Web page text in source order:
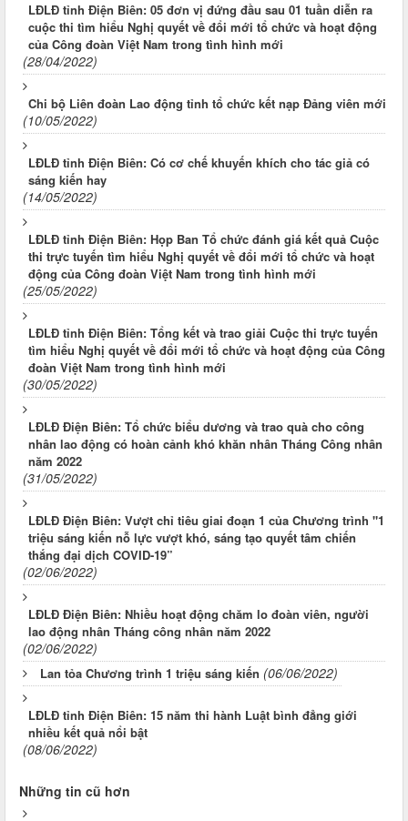
LĐLĐ tỉnh Điện Biên: 05 đơn vị đứng đầu sau 01 tuần diễn ra
cuộc thi tìm hiểu Nghị quyết về đổi mới tổ chức và hoạt động
của Công đoàn Việt Nam trong tình hình mới
(28/04/2022)
Chi bộ Liên đoàn Lao động tỉnh tổ chức kết nạp Đảng viên mới
(10/05/2022)
LĐLĐ tỉnh Điện Biên: Có cơ chế khuyến khích cho tác giả có
sáng kiến hay
(14/05/2022)
LĐLĐ tỉnh Điện Biên: Họp Ban Tổ chức đánh giá kết quả Cuộc
thi trực tuyến tìm hiểu Nghị quyết về đổi mới tổ chức và hoạt
động của Công đoàn Việt Nam trong tình hình mới
(25/05/2022)
LĐLĐ tỉnh Điện Biên: Tổng kết và trao giải Cuộc thi trực tuyến
tìm hiểu Nghị quyết về đổi mới tổ chức và hoạt động của Công
đoàn Việt Nam trong tình hình mới
(30/05/2022)
LĐLĐ Điện Biên: Tổ chức biểu dương và trao quà cho công
nhân lao động có hoàn cảnh khó khăn nhân Tháng Công nhân
năm 2022
(31/05/2022)
LĐLĐ Điện Biên: Vượt chỉ tiêu giai đoạn 1 của Chương trình "1
triệu sáng kiến nỗ lực vượt khó, sáng tạo quyết tâm chiến
thắng đại dịch COVID-19”
(02/06/2022)
LĐLĐ Điện Biên: Nhiều hoạt động chăm lo đoàn viên, người
lao động nhân Tháng công nhân năm 2022
(02/06/2022)
Lan tỏa Chương trình 1 triệu sáng kiến (06/06/2022)
LĐLĐ tỉnh Điện Biên: 15 năm thi hành Luật bình đẳng giới
nhiều kết quả nổi bật
(08/06/2022)
Những tin cũ hơn